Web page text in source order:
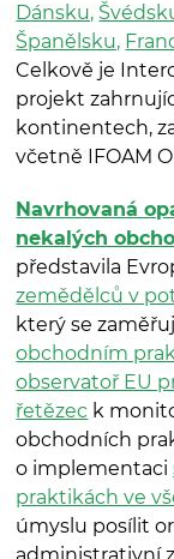
Dánsku,
Španělsku,
Celkově je
projekt
kontinentech,
včetně IFOAM
Navrhovaná
nekalých
představila
zemědělců v
který se
obchodním
observatoř EU
řetězec k
obchodních
o implementaci
praktikách ve
úmyslu posílit